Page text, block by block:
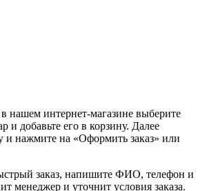
нашем интернет-магазине выберите
и добавьте его в корзину. Далее
и нажмите на «Оформить заказ» или
заказ, напишите ФИО, телефон и
менеджер и уточнит условия заказа.